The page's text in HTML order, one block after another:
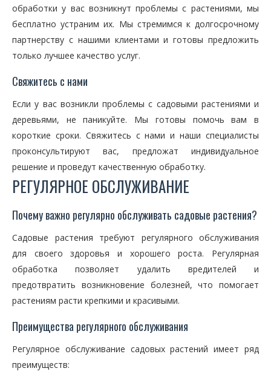
обработки у вас возникнут проблемы с растениями, мы
бесплатно устраним их. Мы стремимся к долгосрочному
партнерству с нашими клиентами и готовы предложить
только лучшее качество услуг.
Свяжитесь с нами
Если у вас возникли проблемы с садовыми растениями и
деревьями, не паникуйте. Мы готовы помочь вам в
короткие сроки. Свяжитесь с нами и наши специалисты
проконсультируют вас, предложат индивидуальное
решение и проведут качественную обработку.
РЕГУЛЯРНОЕ ОБСЛУЖИВАНИЕ
Почему важно регулярно обслуживать садовые растения?
Садовые растения требуют регулярного обслуживания
для своего здоровья и хорошего роста. Регулярная
обработка позволяет удалить вредителей и
предотвратить возникновение болезней, что помогает
растениям расти крепкими и красивыми.
Преимущества регулярного обслуживания
Регулярное обслуживание садовых растений имеет ряд
преимуществ: